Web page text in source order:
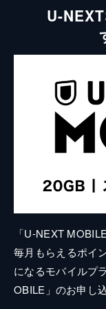
U-
「U-NEXT
毎月もらえるポイ
になるモバイルプ
OBILE」のお申し